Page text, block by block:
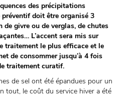
des précipitations
doit être organisé 3
de givre ou de verglas, de chutes
L’accent sera mis sur
traitement le plus efficace et le
de consommer jusqu’à 4 fois
traitement curatif.
de sel ont été épandues pour un
tout, le coût du service hiver a été